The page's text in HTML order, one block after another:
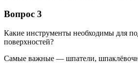
Вопрос 3
Какие инструменты необходимы для
поверхностей?
Самые важные — шпатели,